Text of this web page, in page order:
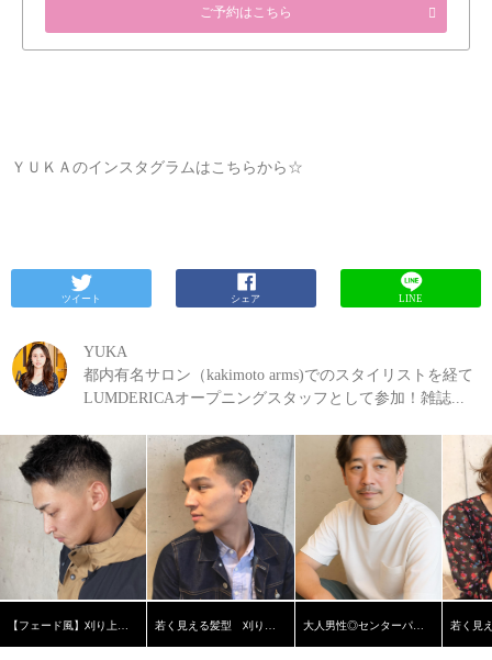
らと思います。少しでもお客様のご要望にお応えで
きるよう頑張っていきますので、今後ともＬＵＭＤ
ＥＲＩＣＡをよろしくお願い致します。一刻も早い
ご予約はこちら
ＹＵＫＡのインスタグラムはこちらから☆
ツイート シェア LINE
YUKA
都内有名サロン（kakimoto arms)でのスタイリストを経て
LUMDERICAオープニングスタッフとして参加！雑誌...
大人男性◎センターパート